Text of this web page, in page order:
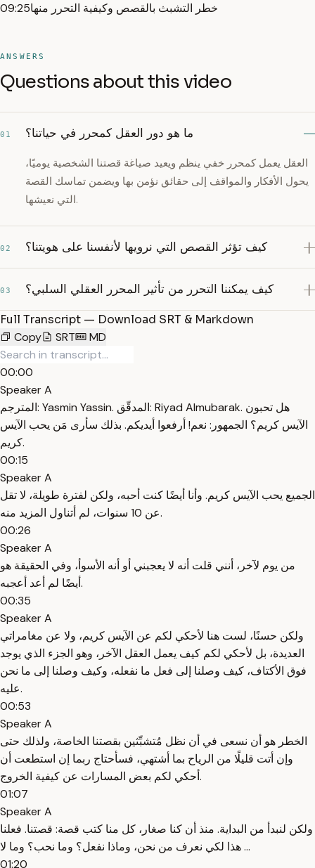
09:25خطر التشبث بالقصص وكيفية التحرر منها
ANSWERS
Questions about this video
01 ما هو دور العقل كمحرر في حياتنا؟
العقل يعمل كمحرر خفي ينظم ويعيد صياغة قصتنا الشخصية يوميًا،
يحول الأفكار والمواقف إلى حقائق نؤمن بها ويضمن تماسك القصة
التي نعيشها.
02 كيف تؤثر القصص التي نرويها لأنفسنا على هويتنا؟
03 كيف يمكننا التحرر من تأثير المحرر العقلي السلبي؟
Full Transcript — Download SRT & Markdown
Copy
SRT MD
00:00
Speaker A
المترجم: Yasmin Yassin. المدقّق: Riyad Almubarak. هل تحبون
الآيس كريم؟ الجمهور: نعم! أرفعوا أيديكم. بذلك سأرى مَن يحب الآيس
كريم.
00:15
Speaker A
الجميع يحب الآيس كريم. وأنا أيضًا كنت أحبه، ولكن لفترة طويلة، لا تقل
عن 10 سنوات، لم أتناول المزيد منه.
00:26
Speaker A
من يوم لآخر، أنني قلت أنه لا يعجبني أو أنه الأسوأ، وفي الحقيقة هو
أيضًا لم أعد أعجبه.
00:35
Speaker A
ولكن حسنًا، لست هنا لأحكي لكم عن الآيس كريم، ولا عن مغامراتي
العديدة، بل لأحكي لكم كيف يعمل العقل الآخر، وهو الجزء الذي يوجد
فوق الأكتاف، كيف وصلنا إلى فعل ما نفعله، وكيف وصلنا إلى ما نحن
عليه.
00:53
Speaker A
الخطر هو أن نسعى في أن نظل مُتشبِّثين بقصتنا الخاصة، ولذلك حتى
وإن أتت قليلًا من الرياح بما أشتهي، فسأحتاج ربما إن استطعت أن
أحكي لكم بعض المسارات عن كيفية الخروج.
01:07
Speaker A
ولكن لنبدأ من البداية. منذ أن كنا صغار، كل منا كتب قصة: قصتنا. فعلنا
هذا لكي نعرف من نحن، وماذا نفعل؟ وما نحب؟ وما لا ...
01:20